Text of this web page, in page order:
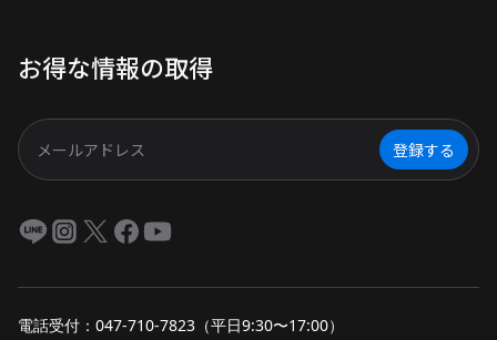
から停電時の備えまで、シニア世
力を詳しく紹介します。
お得な情報の取得
登録する
電話受付：047-710-7823（平日9:30〜17:00）